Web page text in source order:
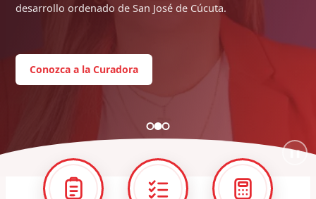
desarrollo ordenado de San José de Cúcuta.
Conozca a la Curadora
❚❚